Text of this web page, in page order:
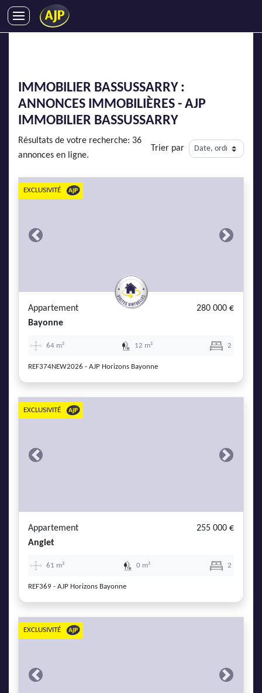
SYNDIC
IMMOBILIER NEUF
ENTREPRISES
IMMOBILIER BASSUSSARRY :
ANNONCES IMMOBILIÈRES - AJP
IMMOBILIER BASSUSSARRY
Résultats de votre recherche: 36
annonces en ligne.
Trier par
Previous Next
EXCLUSIVITÉ
Appartement
280 000 €
Bayonne
64 m² 12 m² 2
REF374NEW2026 - AJP Horizons Bayonne
Previous Next
EXCLUSIVITÉ
Appartement
255 000 €
Anglet
61 m² 0 m² 2
REF369 - AJP Horizons Bayonne
Previous Next
EXCLUSIVITÉ